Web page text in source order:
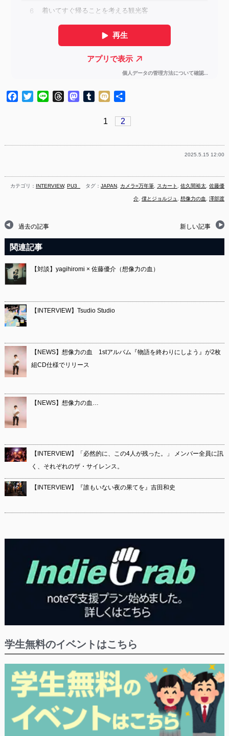
Facebook
TwitterLine ThreadsMastodon
Tumblr
Mixi
1
2
2025.5.15 12:00
カテゴリ： INTERVIEW,PU3_ タグ：JAPAN カメラ=万年筆 スカート ,佐久間裕太 ,佐藤優
介 ,僕とジョルジュ ,想像力の血 ,澤部渡
過去の記事 新しい記事
関連記事
【対談】yagihiromi × 佐藤優介（想像力の血）
【INTERVIEW】Tsudio Studio
【NEWS】想像力の血 1stアルバム『物語を終わりにしよう』が2枚
組CD仕様でリリース
【NEWS】想像力の血…
【INTERVIEW】「必然的に、この4人が残った。」 メンバー全員に訊
く、それぞれのザ・サイレンス。
【INTERVIEW】『誰もいない夜の果てを』吉田和史
学生無料のイベントはこちら